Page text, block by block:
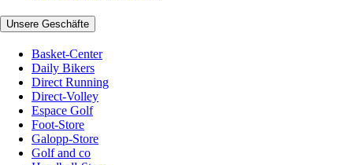
Unsere Geschäfte
Basket-Center
Daily Bikers
Direct Running
Direct-Volley
Espace Golf
Foot-Store
Galopp-Store
Golf and co